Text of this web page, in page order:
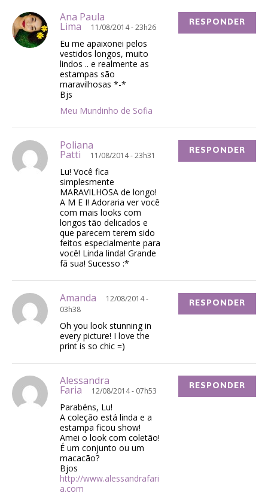
Ana Paula
Lima 11/08/2014 - 23h26
Eu me apaixonei pelos
vestidos longos, muito
lindos .. e realmente as
estampas são
maravilhosas *-*
Bjs
Meu Mundinho de Sofia
RESPONDER
Poliana
Patti 11/08/2014 - 23h31
Lu! Você fica
simplesmente
MARAVILHOSA de longo!
A M E I! Adoraria ver você
com mais looks com
longos tão delicados e
que parecem terem sido
feitos especialmente para
você! Linda linda! Grande
fã sua! Sucesso :*
RESPONDER
Amanda
12/08/2014 -
03h38
Oh you look stunning in
every picture! I love the
print is so chic =)
RESPONDER
Alessandra
Faria 12/08/2014 - 07h53
Parabéns, Lu!
A coleção está linda e a
estampa ficou show!
Amei o look com coletão!
É um conjunto ou um
macacão?
Bjos
http://www.alessandrafari
a.com
RESPONDER